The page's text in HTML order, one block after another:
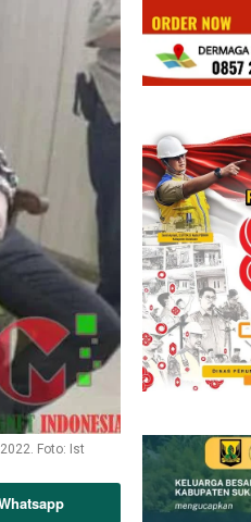
Foto: Ist